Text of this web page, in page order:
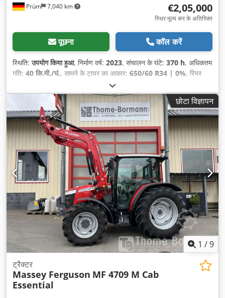
Prüm 7,040 km €2,05,000
स्थिर मूल्य कर के अतिरिक्त
पूछना कॉल करें
स्थिति:उपयोग किया हुआ, निर्माण वर्ष: 2023, संचालन के घंटे: 370 h, अधिकतम
गति: 40 कि.मी./घं., सामने के टायर का आकार: 650/60 R34 | 0%, रियर
710/75 R42 | 0%, टायर का आकार:
छोटा विज्ञापन
1 /9
ट्रैक्टर
Massey Ferguson MF 4709 M Cab
Essential